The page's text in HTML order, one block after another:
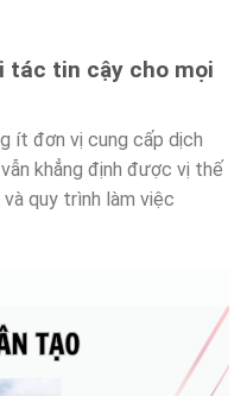
tác tin cậy cho mọi
ít đơn vị cung cấp dịch
vẫn khẳng định được vị thế
quy trình làm việc